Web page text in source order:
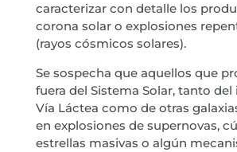
caracterizar con detalle los
corona solar o explosiones
(rayos cósmicos solares).
Se sospecha que aquellos que
fuera del Sistema Solar, tanto
Vía Láctea como de otras
en explosiones de supernovas,
estrellas masivas o algún